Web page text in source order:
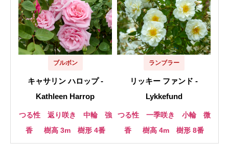
ブルボン
キャサリン ハロップ -
Kathleen Harrop
つる性 返り咲き 中輪 強
香
樹高 3m 樹形 4番
ランブラー
リッキー ファンド -
Lykkefund
つる性 一季咲き 小輪 微
香
樹高 4m 樹形 8番